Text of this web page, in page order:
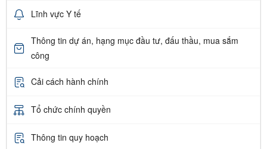
Lĩnh vực Y tế
Thông tin dự án, hạng mục đầu tư, đấu thầu, mua sắm
công
Cải cách hành chính
Tổ chức chính quyền
Thông tin quy hoạch